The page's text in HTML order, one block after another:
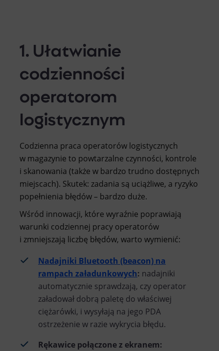
1. Ułatwianie
codzienności
operatorom
logistycznym
Codzienna praca operatorów logistycznych
w magazynie to powtarzalne czynności, kontrole
i skanowania (także w bardzo trudno dostępnych
miejscach). Skutek: zadania są uciążliwe, a ryzyko
popełnienia błędów – bardzo duże.
Wśród innowacji, które wyraźnie poprawiają
warunki codziennej pracy operatorów
i zmniejszają liczbę błędów, warto wymienić:
Nadajniki Bluetooth (beacon) na
rampach załadunkowych: nadajniki
automatycznie sprawdzają, czy operator
załadował dobrą paletę do właściwej
ciężarówki, i wysyłają na jego PDA
ostrzeżenie w razie wykrycia błędu.
Rękawice połączone z ekranem: